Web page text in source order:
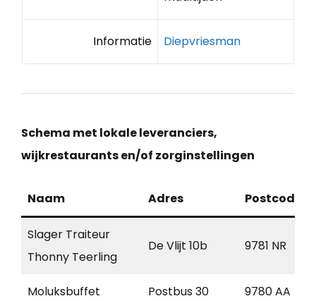
Informatie Diepvriesman
Schema met lokale leveranciers,
wijkrestaurants en/of zorginstellingen
Naam Adres Postcode
Slager Traiteur
Thonny Teerling
De Vlijt 10b 9781 NR
Moluksbuffet Postbus 30 9780 AA